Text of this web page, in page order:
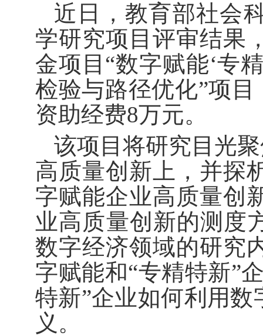
近日，教育部社会
学研究项目评审结果
金项目“数字赋能‘专
检验与路径优化”项目
资助经费8万元。
该项目将研究目光
高质量创新上，并探
字赋能企业高质量创
业高质量创新的测度
数字经济领域的研究
字赋能和“专精特新”
特新”企业如何利用
义。